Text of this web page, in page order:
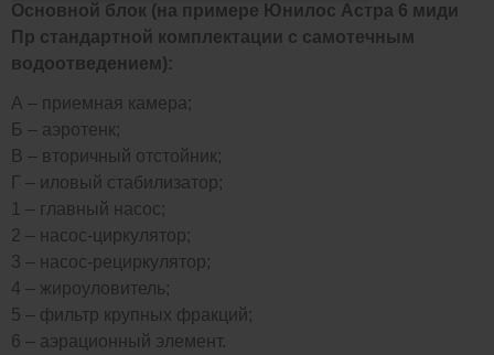
Основной блок (на примере Юнилос Астра 6 миди
Пр стандартной комплектации с самотечным
водоотведением):
А – приемная камера;
Б – аэротенк;
В – вторичный отстойник;
Г – иловый стабилизатор;
1 – главный насос;
2 – насос-циркулятор;
3 – насос-рециркулятор;
4 – жироуловитель;
5 – фильтр крупных фракций;
6 – аэрационный элемент.